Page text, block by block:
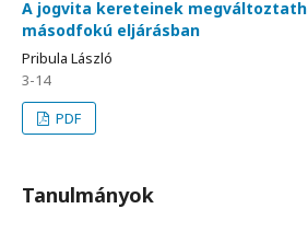
A jogvita kereteinek
másodfokú eljárásban
Pribula László
3-14
PDF
Tanulmányok